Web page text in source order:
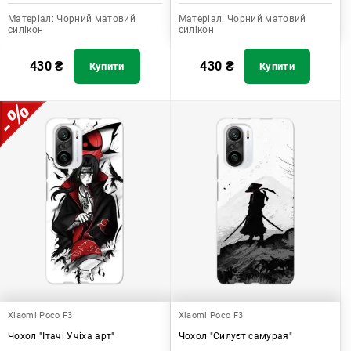
Матеріал: Чорний матовий
силікон
430₴ Купити
Матеріал: Чорний матовий
силікон
430 ₴ Купити
Xiaomi Poco F3
Чохол "Ітачі Учіха арт"
Xiaomi Poco F3
Чохол "Силуєт самурая"